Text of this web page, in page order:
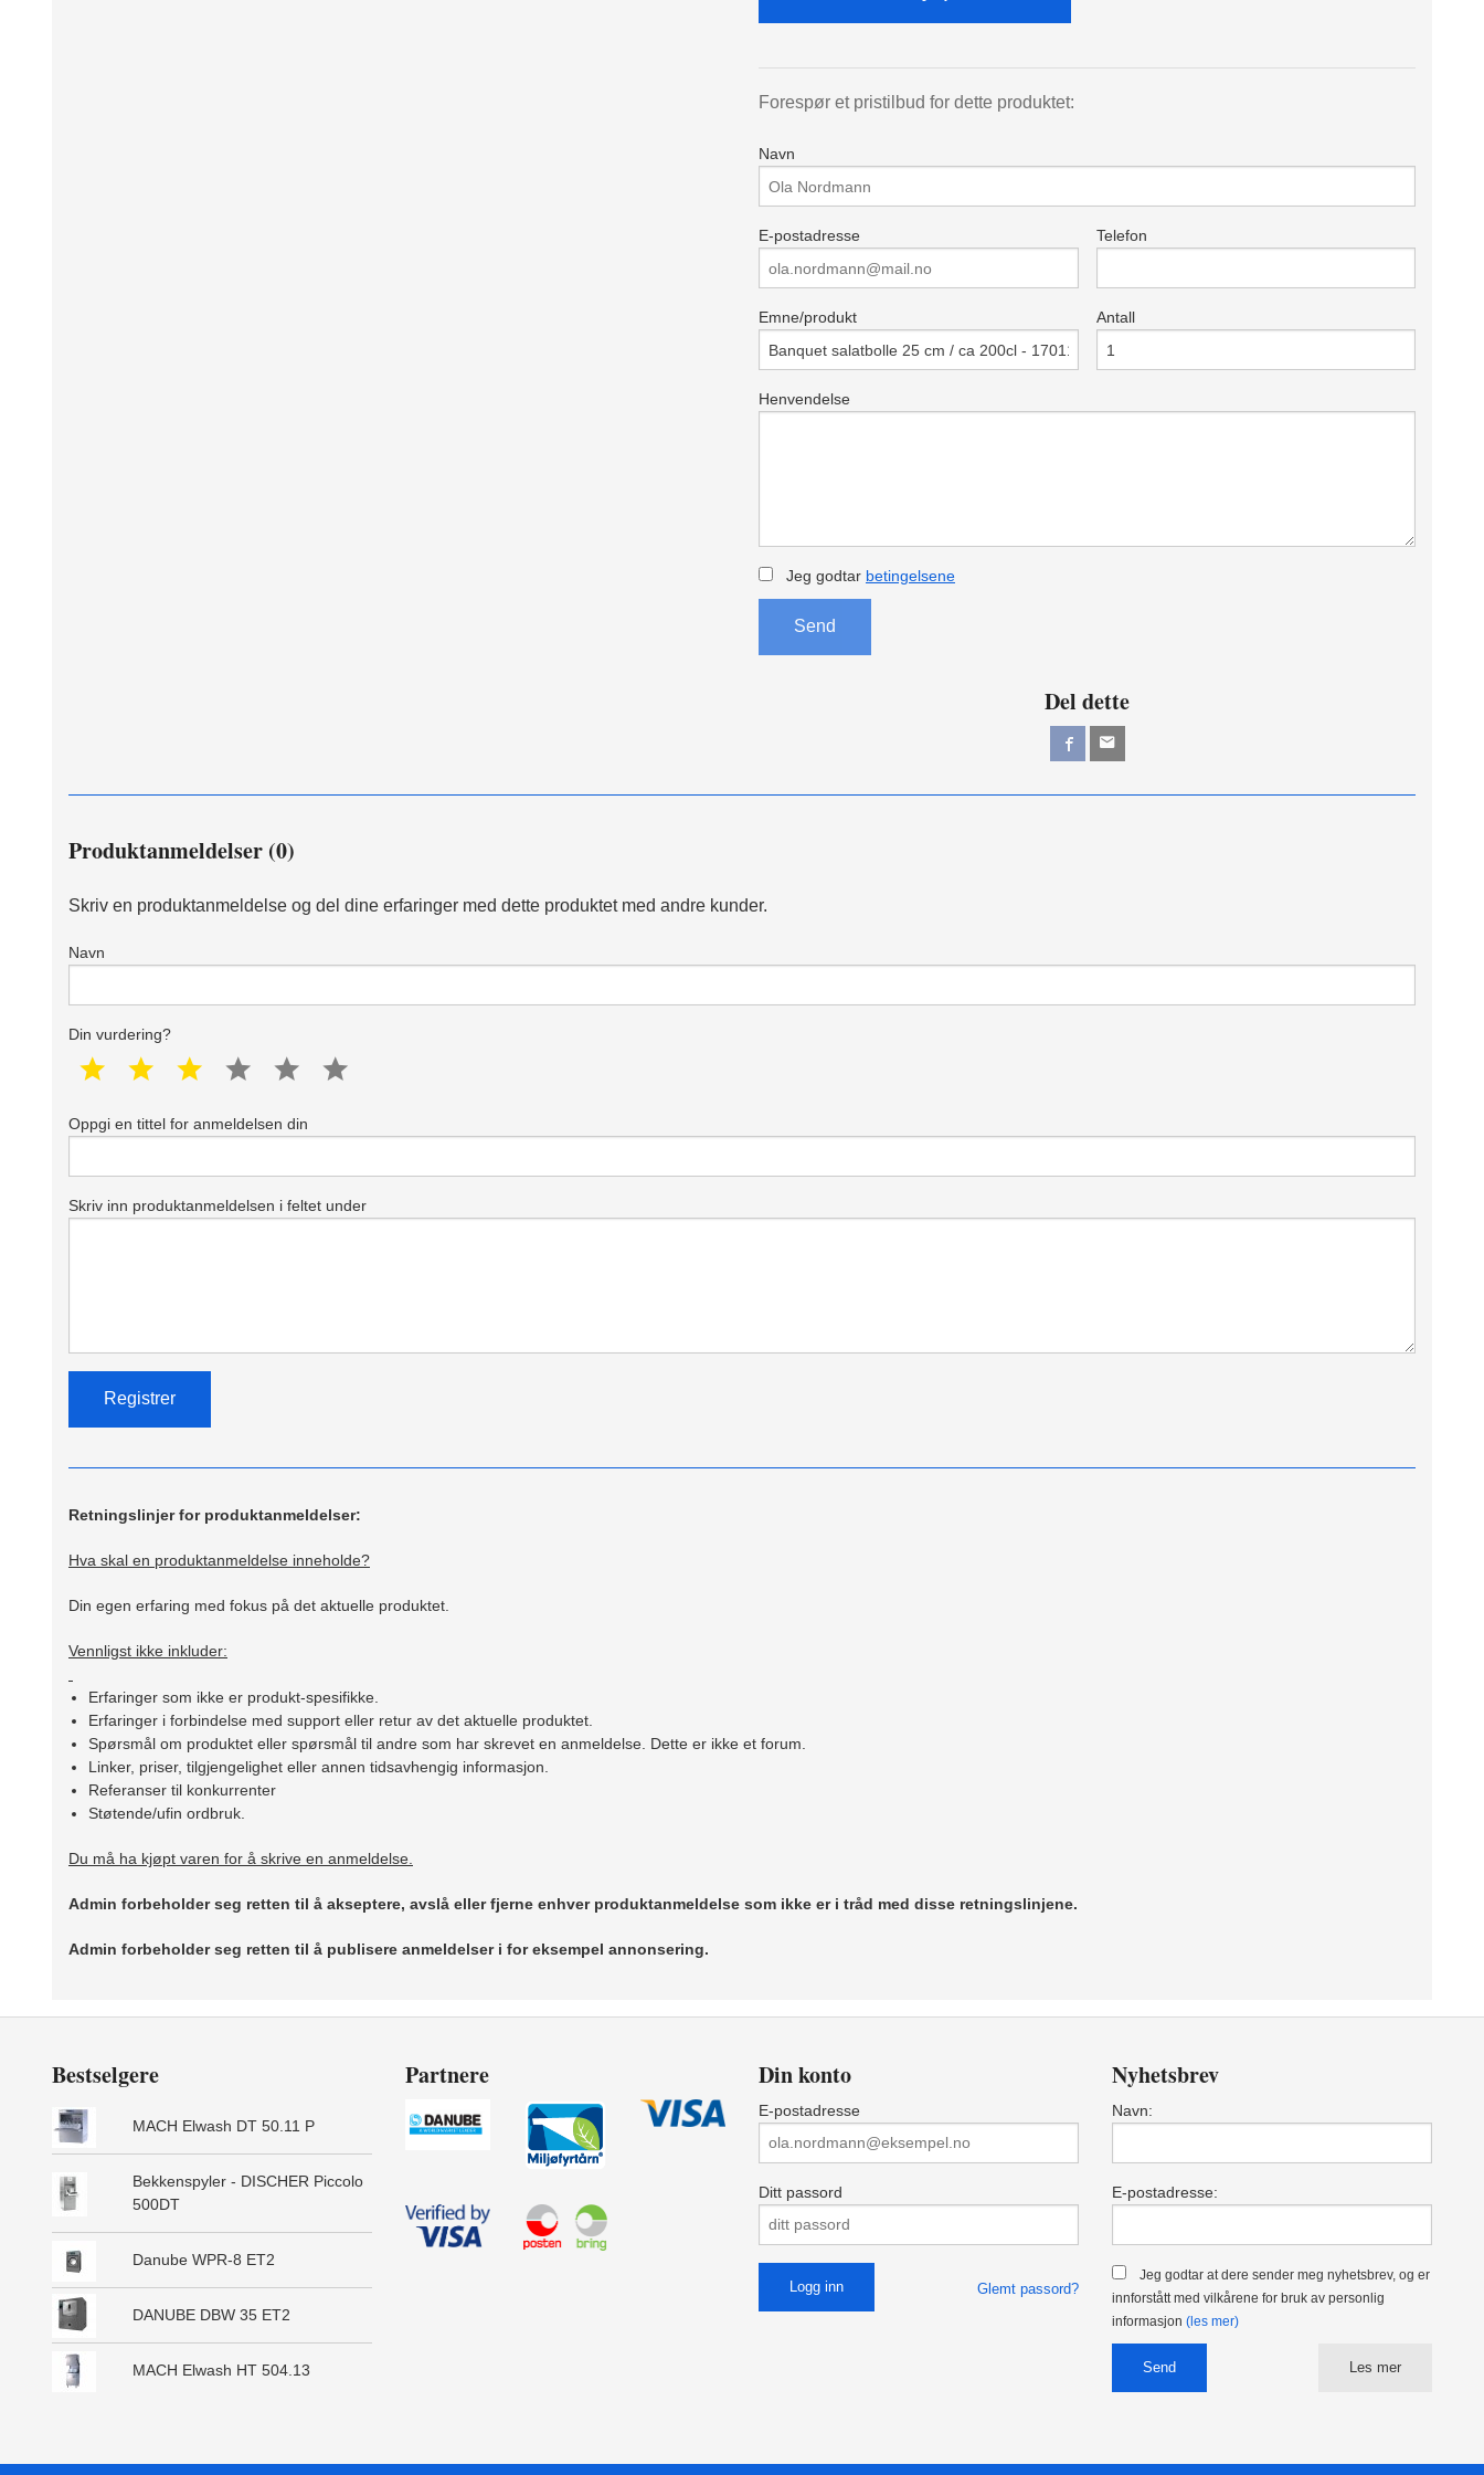
Forespør et pristilbud for dette produktet:
Navn
E-postadresse Telefon
Emne/produkt Antall
Henvendelse
Jeg godtar betingelsene
Send
Del dette
Produktanmeldelser (0)
Skriv en produktanmeldelse og del dine erfaringer med dette produktet med andre kunder.
Navn
Din vurdering?
1 star 2 star 3 star 4 star 5 star
Oppgi en tittel for anmeldelsen din
Skriv inn produktanmeldelsen i feltet under
Retningslinjer for produktanmeldelser:
Hva skal en produktanmeldelse inneholde?
Din egen erfaring med fokus på det aktuelle produktet.
Vennligst ikke inkluder:
Erfaringer som ikke er produkt-spesifikke.
Erfaringer i forbindelse med support eller retur av det aktuelle produktet.
Spørsmål om produktet eller spørsmål til andre som har skrevet en anmeldelse. Dette er ikke et forum.
Linker, priser, tilgjengelighet eller annen tidsavhengig informasjon.
Referanser til konkurrenter
Støtende/ufin ordbruk.
Du må ha kjøpt varen for å skrive en anmeldelse.
Admin forbeholder seg retten til å akseptere, avslå eller fjerne enhver produktanmeldelse som ikke er i tråd med disse retningslinjene.
Admin forbeholder seg retten til å publisere anmeldelser i for eksempel annonsering.
Bestselgere
MACH Elwash DT 50.11 P
Bekkenspyler - DISCHER Piccolo
500DT
Danube WPR-8 ET2
DANUBE DBW 35 ET2
MACH Elwash HT 504.13
Partnere Din konto
E-postadresse
Ditt passord
Glemt passord?
Nyhetsbrev
Navn:
E-postadresse:
Jeg godtar at dere sender meg nyhetsbrev, og er
innforstått med vilkårene for bruk av personlig
informasjon (les mer)
Les mer